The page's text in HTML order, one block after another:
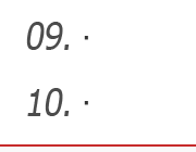
·
·